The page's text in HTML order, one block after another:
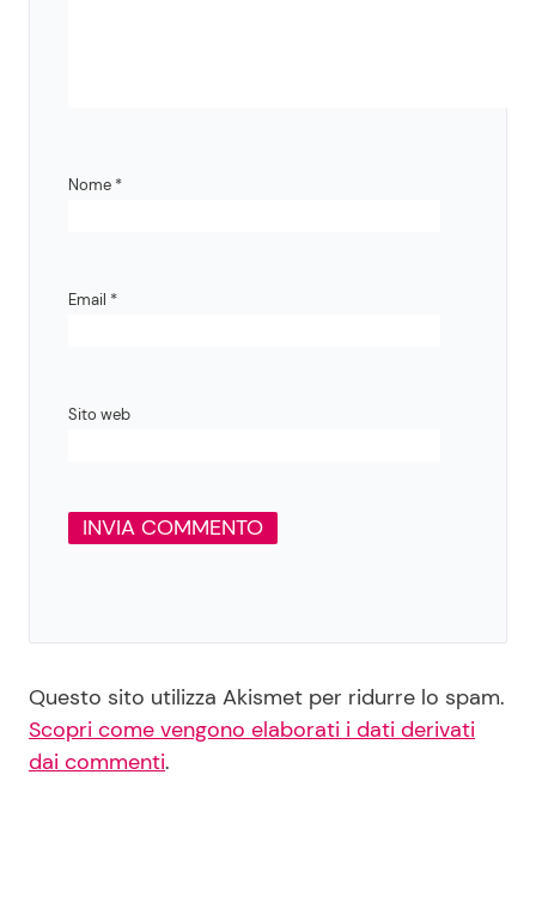
Nome *
Email *
Sito web
Questo sito utilizza Akismet per ridurre lo spam.
Scopri come vengono elaborati i dati derivati
dai commenti.